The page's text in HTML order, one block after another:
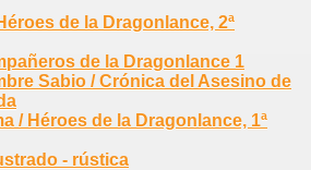
de la Dragonlance, 2ª
de la Dragonlance 1
Sabio / Crónica del Asesino de
/ Héroes de la Dragonlance, 1ª
- rústica